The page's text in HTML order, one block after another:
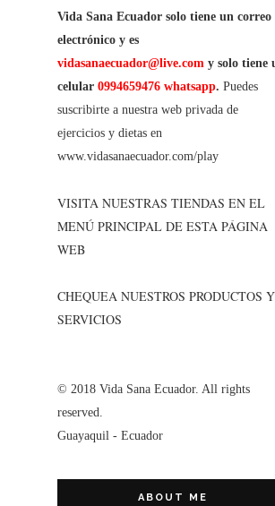
Vida Sana Ecuador solo tiene un correo
electrónico y es
vidasanaecuador@live.com y solo tiene
celular 0994659476 whatsapp. Puedes
suscribirte a nuestra web privada de
ejercicios y dietas en
www.vidasanaecuador.com/play
VISITA NUESTRAS TIENDAS EN EL
MENÚ PRINCIPAL DE ESTA PÁGINA
WEB
CHEQUEA NUESTROS PRODUCTOS Y
SERVICIOS
© 2018 Vida Sana Ecuador. All rights
reserved.
Guayaquil - Ecuador
ABOUT ME